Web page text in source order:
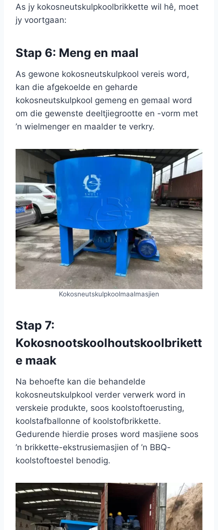
As jy kokosneutskulpkoolbrikkette wil hê, moet
jy voortgaan:
Stap 6: Meng en maal
As gewone kokosneutskulpkool vereis word,
kan die afgekoelde en geharde
kokosneutskulpkool gemeng en gemaal word
om die gewenste deeltjiegrootte en -vorm met
’n wielmenger en maalder te verkry.
Kokosneutskulpkoolmaalmasjien
Stap 7:
Kokosnootskoolhoutskoolbrikett
e maak
Na behoefte kan die behandelde
kokosneutskulpkool verder verwerk word in
verskeie produkte, soos koolstoftoerusting,
koolstafballonne of koolstofbrikkette.
Gedurende hierdie proses word masjiene soos
’n brikkette-ekstrusiemasjien of ’n BBQ-
koolstoftoestel benodig.